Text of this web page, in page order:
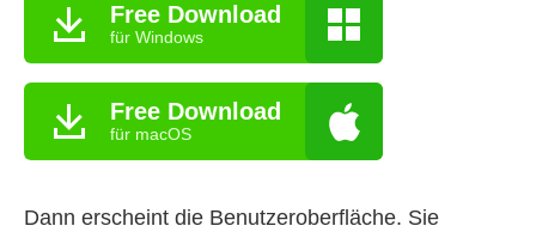
Free Download
für Windows
Free Download
für macOS
Dann erscheint die Benutzeroberfläche. Sie